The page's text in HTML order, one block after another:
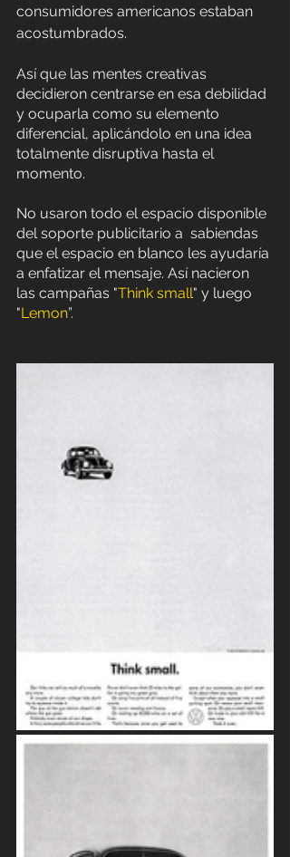
consumidores americanos estaban
acostumbrados.
Así que las mentes creativas
decidieron centrarse en esa debilidad
y ocuparla como su elemento
diferencial, aplicándolo en una idea
totalmente disruptiva hasta el
momento.
No usaron todo el espacio disponible
del soporte publicitario a  sabiendas
que el espacio en blanco les ayudaría
a enfatizar el mensaje. Así nacieron
las campañas "Think small" y luego
"Lemon”.